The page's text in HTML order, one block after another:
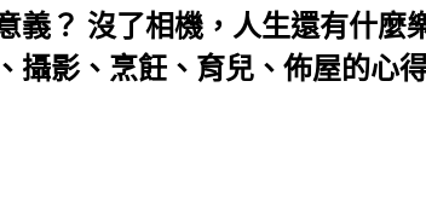
義？ 沒了相機，人生還有什
攝影、烹飪、育兒、佈屋的心